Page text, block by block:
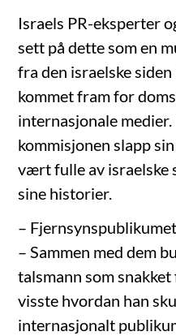
Israels PR-eksperter
sett på dette som en
fra den israelske
kommet fram for
internasjonale
kommisjonen slapp
vært fulle av israelske
sine historier.
–
– Sammen med dem
talsmann som
visste hvordan han
internasjonalt